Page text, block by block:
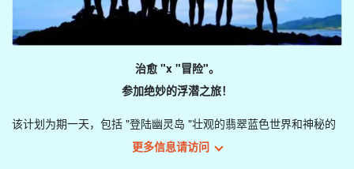
治愈 "x "冒险"。
参加绝妙的浮潜之旅！
该计划为期一天，包括 "登陆幽灵岛 "壮观的翡翠蓝色世界和神秘的
一天之内游览两个主要浮潜景点
更多信息请访问